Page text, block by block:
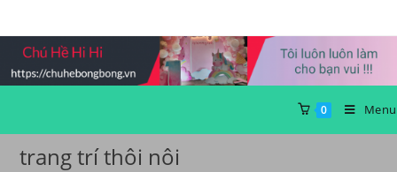
to
content
0 Menu
trang trí thôi nôi